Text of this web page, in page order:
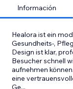
Información
Healora ist ein
Gesundheits-,
Design ist klar,
Besucher schnell
aufnehmen
eine
Ge...